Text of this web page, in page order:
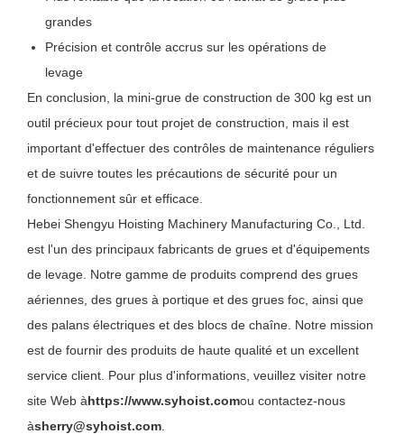
grandes
Précision et contrôle accrus sur les opérations de
levage
En conclusion, la mini-grue de construction de 300 kg est un
outil précieux pour tout projet de construction, mais il est
important d'effectuer des contrôles de maintenance réguliers
et de suivre toutes les précautions de sécurité pour un
fonctionnement sûr et efficace.
Hebei Shengyu Hoisting Machinery Manufacturing Co., Ltd.
est l'un des principaux fabricants de grues et d'équipements
de levage. Notre gamme de produits comprend des grues
aériennes, des grues à portique et des grues foc, ainsi que
des palans électriques et des blocs de chaîne. Notre mission
est de fournir des produits de haute qualité et un excellent
service client. Pour plus d'informations, veuillez visiter notre
site Web àhttps://www.syhoist.comou contactez-nous
àsherry@syhoist.com